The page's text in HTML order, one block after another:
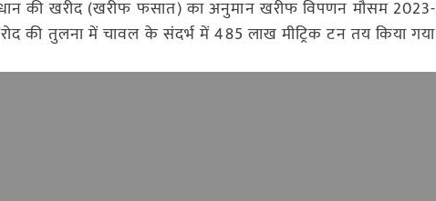
की खरीद (खरीफ फसात) का अनुमान खरीफ विपणन मौसम
की तुलना में चावल के संदर्भ में 485 लाख मीट्रिक टन तय किया